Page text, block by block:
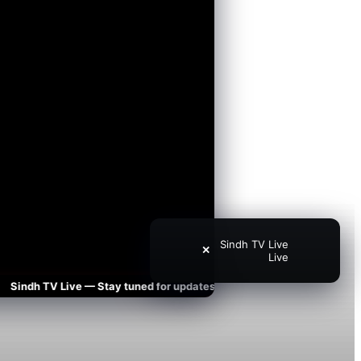
TV Live — Stay tuned for updates
Sindh TV Live
Live
✕